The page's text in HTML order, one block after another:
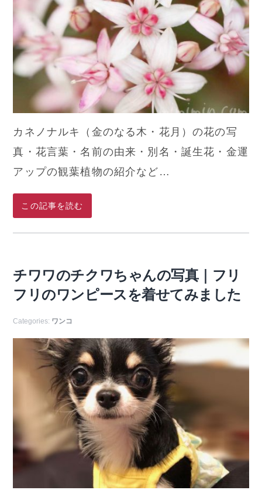
カネノナルキ（金のなる木・花月）の花の写
真・花言葉・名前の由来・別名・誕生花・金運
アップの観葉植物の紹介など…
この記事を読む
チワワのチクワちゃんの写真｜フリ
フリのワンピースを着せてみました
Categories: ワンコ